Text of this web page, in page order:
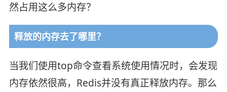
然占用这么多内存？
释放的内存去了哪里？
当我们使用top命令查看系统使用情况时，会发现
内存依然很高，Redis并没有真正释放内存。那么